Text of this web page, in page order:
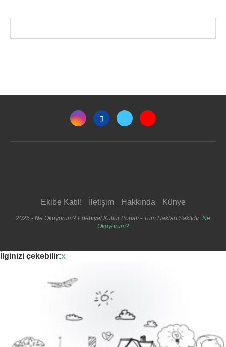
Ekibe Katıl! İletişim Hakkında Künye
2025 - Ne Okuyorum? Edebiyat Kültür Portalı - Tüm Hakları Saklıdır. Ne
Okuyorum?
İlginizi çekebilir:x